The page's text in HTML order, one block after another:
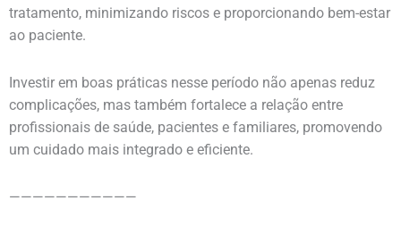
tratamento, minimizando riscos e proporcionando bem-estar
ao paciente.
Investir em boas práticas nesse período não apenas reduz
complicações, mas também fortalece a relação entre
profissionais de saúde, pacientes e familiares, promovendo
um cuidado mais integrado e eficiente.
———————————